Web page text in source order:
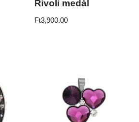
Rivoli medál
Ft3,900.00